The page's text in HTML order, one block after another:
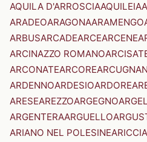
AQUILA D'ARROSCIAAQUILEIA
ARADEOARAGONAARAMENGO
ARBUSARCADEARCEARCENE
ARCINAZZO ROMANO
ARCONATEARCORE
ARDENNOARDESIOARDORE
ARESEAREZZOARGEGNO
ARGENTERAARGUELLO
ARIANO NEL POLESINEARICCIA